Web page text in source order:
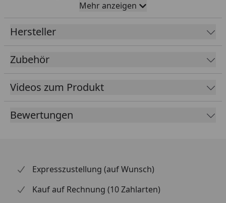
125 mm
Fallrohrdurchmesser
Material
Farbe
Braun
Anthrazit
Lieferumfang
Ausführliche
Mehr anzeigen
Hersteller
Zubehör
Videos zum Produkt
Bewertungen
Expresszustellung (auf Wunsch)
Kauf auf Rechnung (10 Zahlarten)